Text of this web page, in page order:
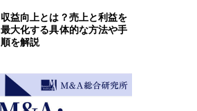
収益向上とは？売上と利益を
最大化する具体的な方法や手
順を解説